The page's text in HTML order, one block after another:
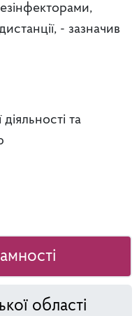
- зазначив
та
області